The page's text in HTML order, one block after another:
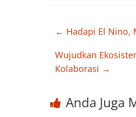
← Hadapi El Nino,
Wujudkan
Kolaborasi →
Anda Juga